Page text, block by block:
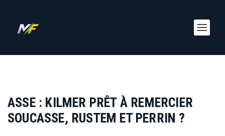
ASSE : KILMER PRÊT À REMERCIER
SOUCASSE, RUSTEM ET PERRIN ?